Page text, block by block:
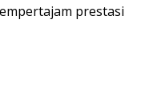
prestasi